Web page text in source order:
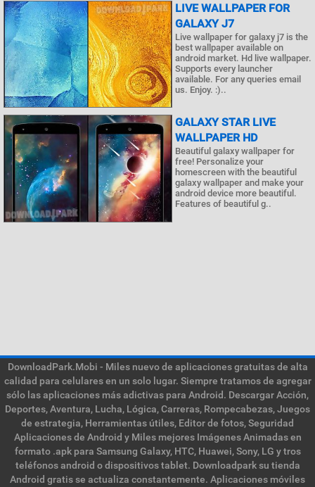
LIVE WALLPAPER FOR
GALAXY J7
Live wallpaper for galaxy j7 is the
best wallpaper available on
android market. Hd live wallpaper.
Supports every launcher
available. For any queries email
us. Enjoy. :)..
GALAXY STAR LIVE
WALLPAPER HD
Beautiful galaxy wallpaper for
free! Personalize your
homescreen with the beautiful
galaxy wallpaper and make your
android device more beautiful.
Features of beautiful g..
DownloadPark.Mobi - Miles nuevo de aplicaciones gratuitas de alta
calidad para celulares en un solo lugar. Siempre tratamos de agregar
sólo las aplicaciones más adictivas para Android. Descargar Acción,
Deportes, Aventura, Lucha, Lógica, Carreras, Rompecabezas, Juegos
de estrategia, Herramientas útiles, Editor de fotos, Seguridad
Aplicaciones de Android y Miles mejores Imágenes Animadas en
formato .apk para Samsung Galaxy, HTC, Huawei, Sony, LG y tros
teléfonos android o dispositivos tablet. Downloadpark su tienda
Android gratis se actualiza constantemente. Aplicaciones móviles